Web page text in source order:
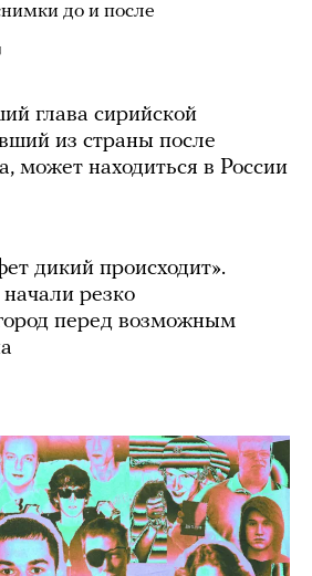
до и после
глава сирийской
из страны после
может находиться в России
дикий происходит».
резко
перед возможным